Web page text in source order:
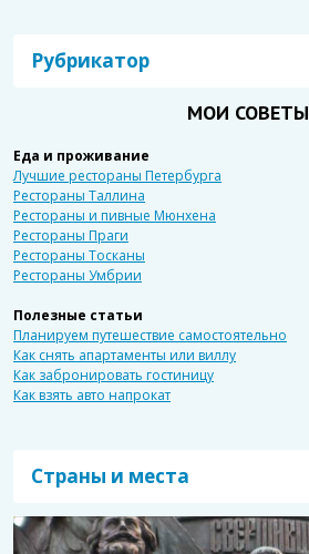
Рубрикатор
МОИ СОВЕТЫ
Еда и проживание
Лучшие рестораны Петербурга
Рестораны Таллина
Рестораны и пивные Мюнхена
Рестораны Праги
Рестораны Тосканы
Рестораны Умбрии
Полезные статьи
Планируем путешествие самостоятельно
Как снять апартаменты или виллу
Как забронировать гостиницу
Как взять авто напрокат
Страны и места